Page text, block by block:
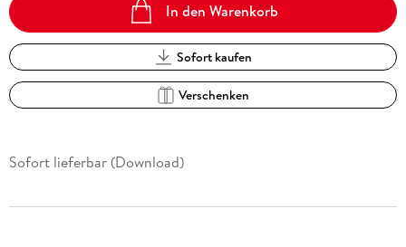
In den Warenkorb
Sofort kaufen
Verschenken
Sofort lieferbar (Download)